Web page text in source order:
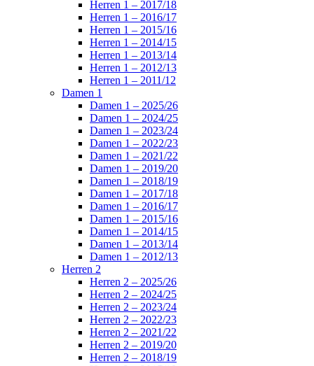
Herren 1 – 2017/18
Herren 1 – 2016/17
Herren 1 – 2015/16
Herren 1 – 2014/15
Herren 1 – 2013/14
Herren 1 – 2012/13
Herren 1 – 2011/12
Damen 1
Damen 1 – 2025/26
Damen 1 – 2024/25
Damen 1 – 2023/24
Damen 1 – 2022/23
Damen 1 – 2021/22
Damen 1 – 2019/20
Damen 1 – 2018/19
Damen 1 – 2017/18
Damen 1 – 2016/17
Damen 1 – 2015/16
Damen 1 – 2014/15
Damen 1 – 2013/14
Damen 1 – 2012/13
Herren 2
Herren 2 – 2025/26
Herren 2 – 2024/25
Herren 2 – 2023/24
Herren 2 – 2022/23
Herren 2 – 2021/22
Herren 2 – 2019/20
Herren 2 – 2018/19